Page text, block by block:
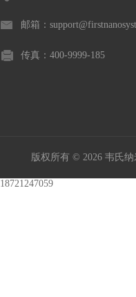
邮箱：
传真：400-9999-185
版权所有 © 2026 韦氏
18721247059